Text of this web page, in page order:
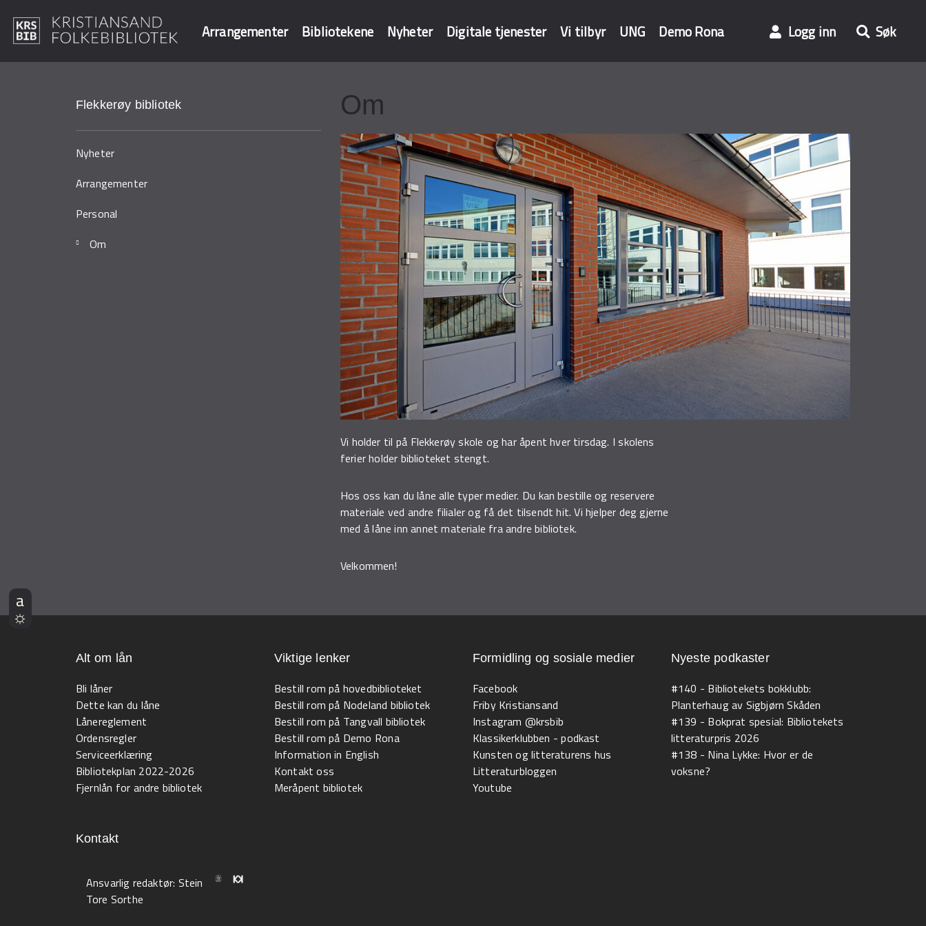
Arrangementer Bibliotekene Nyheter Digitale tjenester Vi tilbyr UNG Demo Rona Logg inn Søk
Flekkerøy bibliotek
Nyheter
Arrangementer
Personal
Om
Om
Vi holder til på Flekkerøy skole og har åpent hver tirsdag. I skolens
ferier holder biblioteket stengt.
Hos oss kan du låne alle typer medier. Du kan bestille og reservere
materiale ved andre filialer og få det tilsendt hit. Vi hjelper deg gjerne
med å låne inn annet materiale fra andre bibliotek.
Velkommen!
Alt om lån
Bli låner
Dette kan du låne
Lånereglement
Ordensregler
Serviceerklæring
Bibliotekplan 2022-2026
Fjernlån for andre bibliotek
Viktige lenker
Bestill rom på hovedbiblioteket
Bestill rom på Nodeland bibliotek
Bestill rom på Tangvall bibliotek
Bestill rom på Demo Rona
Information in English
Kontakt oss
Meråpent bibliotek
Formidling og sosiale medier
Facebook
Friby Kristiansand
Instagram @krsbib
Klassikerklubben - podkast
Kunsten og litteraturens hus
Litteraturbloggen
Youtube
Nyeste podkaster
#140 - Bibliotekets bokklubb:
Planterhaug av Sigbjørn Skåden
#139 - Bokprat spesial: Bibliotekets
litteraturpris 2026
#138 - Nina Lykke: Hvor er de
voksne?
Kontakt
Ansvarlig redaktør: Stein
Tore Sorthe